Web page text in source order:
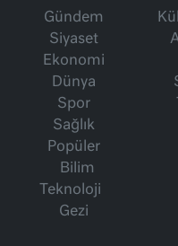
Gündem
Siyaset
Ekonomi
Dünya
Spor
Sağlık
Popüler
Bilim
Teknoloji
Gezi